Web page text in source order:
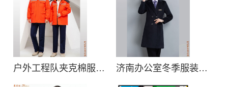
户外工程队夹克棉服批发定做哪家好,工程夹克棉服现货工厂直销多少钱 济南办公室冬季服装订制_职场商务冬装大衣套装订做_保暖有型